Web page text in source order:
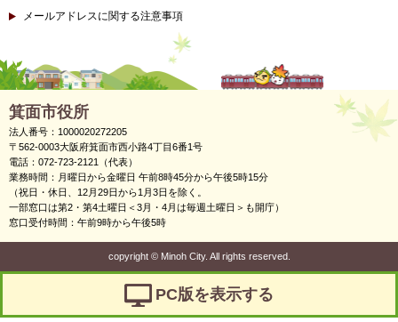
メールアドレスに関する注意事項
箕面市役所
法人番号：1000020272205
〒562-0003大阪府箕面市西小路4丁目6番1号
電話：072-723-2121（代表）
業務時間：月曜日から金曜日 午前8時45分から午後5時15分
（祝日・休日、12月29日から1月3日を除く。
一部窓口は第2・第4土曜日＜3月・4月は毎週土曜日＞も開庁）
窓口受付時間：午前9時から午後5時
copyright ©Minoh City. All rights reserved.
PC版を表示する